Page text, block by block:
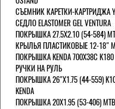
СЪЕМНИК КАРЕТКИ-КАРТРИДЖА
СЕДЛО ELASTOMER GEL VENTURA
ПОКРЫШКА 27.5X2.10 (54-584)
КРЫЛЬЯ ПЛАСТИКОВЫЕ 12-18"
ПОКРЫШКА KENDA 700Х38С K180
РУЧКИ НА РУЛЬ
ПОКРЫШКА 26"Х1.75 (44-559)
KENDA
ПОКРЫШКА 20X1.95 (53-406)